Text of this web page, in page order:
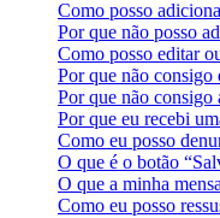
Como posso
Por que não posso
Como posso editar
Por que não
Por que não consigo
Por que eu recebi
Como eu posso
O que é o botão
O que a minha
Como eu posso